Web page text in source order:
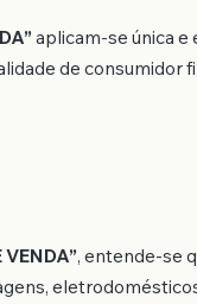
aplicam-se única e
de consumidor
VENDA”, entende-se